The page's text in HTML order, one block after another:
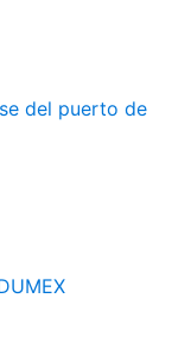
del puerto de